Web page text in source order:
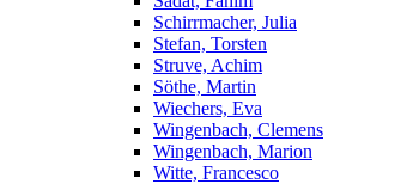
Schirrmacher, Julia
Stefan, Torsten
Struve, Achim
Söthe, Martin
Wiechers, Eva
Wingenbach, Clemens
Wingenbach, Marion
Witte, Francesco